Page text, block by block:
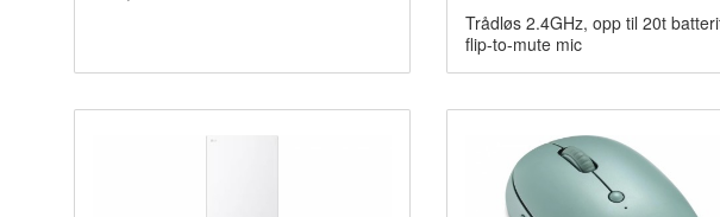
Trådløs 2.4GHz, opp til 20t
flip-to-mute mic